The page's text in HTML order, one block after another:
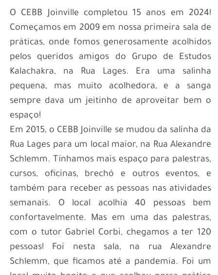
O CEBB Joinville completou 15 anos em 2024!
Começamos em 2009 em nossa primeira sala de
práticas, onde fomos generosamente acolhidos
pelos queridos amigos do Grupo de Estudos
Kalachakra, na Rua Lages. Era uma salinha
pequena, mas muito acolhedora, e a sanga
sempre dava um jeitinho de aproveitar bem o
espaço!
Em 2015, o CEBB Joinville se mudou da salinha da
Rua Lages para um local maior, na Rua Alexandre
Schlemm. Tínhamos mais espaço para palestras,
cursos, oficinas, brechó e outros eventos, e
também para receber as pessoas nas atividades
semanais. O local acolhia 40 pessoas bem
confortavelmente. Mas em uma das palestras,
com o tutor Gabriel Corbi, chegamos a ter 120
pessoas! Foi nesta sala, na rua Alexandre
Schlemm, que ficamos até a pandemia. Foi um